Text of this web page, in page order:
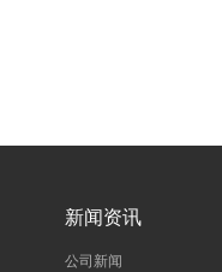
新闻资讯
公司新闻